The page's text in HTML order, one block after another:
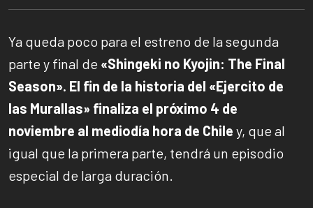
Ya queda poco para el estreno de la segunda
parte y final de «Shingeki no Kyojin: The Final
Season». El fin de la historia del «Ejercito de
las Murallas» finaliza el próximo 4 de
noviembre al mediodía hora de Chile y, que al
igual que la primera parte, tendrá un episodio
especial de larga duración.